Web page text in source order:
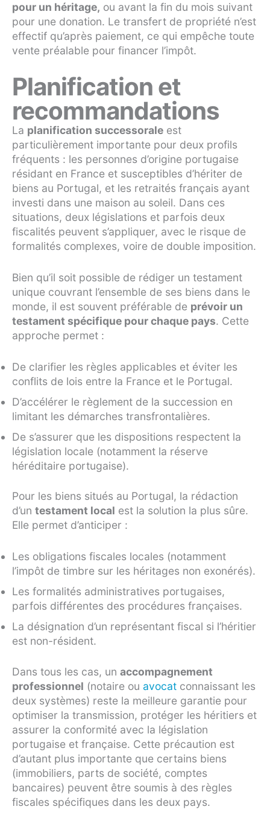
pour un héritage, ou avant la fin du mois suivant
pour une donation. Le transfert de propriété n’est
effectif qu’après paiement, ce qui empêche toute
vente préalable pour financer l’impôt.
Planification et
recommandations
La planification successorale est
particulièrement importante pour deux profils
fréquents : les personnes d’origine portugaise
résidant en France et susceptibles d’hériter de
biens au Portugal, et les retraités français ayant
investi dans une maison au soleil. Dans ces
situations, deux législations et parfois deux
fiscalités peuvent s’appliquer, avec le risque de
formalités complexes, voire de double imposition.
Bien qu’il soit possible de rédiger un testament
unique couvrant l’ensemble de ses biens dans le
monde, il est souvent préférable de prévoir un
testament spécifique pour chaque pays. Cette
approche permet :
De clarifier les règles applicables et éviter les
conflits de lois entre la France et le Portugal.
D’accélérer le règlement de la succession en
limitant les démarches transfrontalières.
De s’assurer que les dispositions respectent la
législation locale (notamment la réserve
héréditaire portugaise).
Pour les biens situés au Portugal, la rédaction
d’un testament local est la solution la plus sûre.
Elle permet d’anticiper :
Les obligations fiscales locales (notamment
l’impôt de timbre sur les héritages non exonérés).
Les formalités administratives portugaises,
parfois différentes des procédures françaises.
La désignation d’un représentant fiscal si l’héritier
est non-résident.
Dans tous les cas, un accompagnement
professionnel (notaire ou avocat connaissant les
deux systèmes) reste la meilleure garantie pour
optimiser la transmission, protéger les héritiers et
assurer la conformité avec la législation
portugaise et française. Cette précaution est
d’autant plus importante que certains biens
(immobiliers, parts de société, comptes
bancaires) peuvent être soumis à des règles
fiscales spécifiques dans les deux pays.